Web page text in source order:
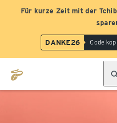
Für kurze Zeit mit der
DANKE26 Code